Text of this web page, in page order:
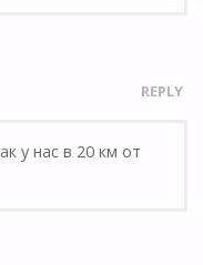
REPLY
у нас в 20 км от